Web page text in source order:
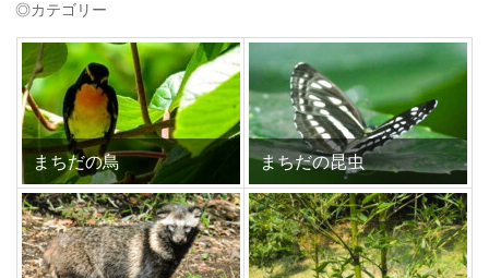
◎カテゴリー
まちだの鳥 まちだの昆虫